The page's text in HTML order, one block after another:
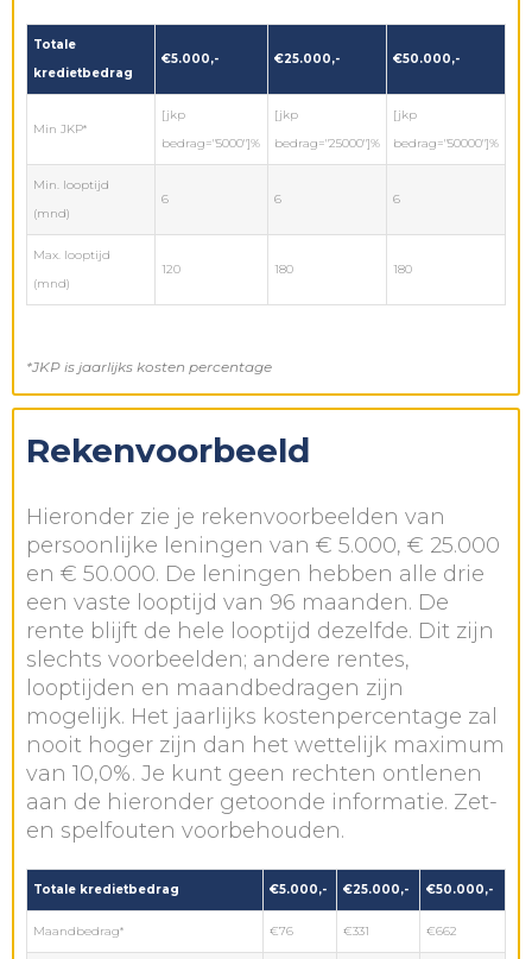
Totale
kredietbedrag
€5.000,- €25.000,- €50.000,-
Min JKP*
[jkp
bedrag="5000"]%
[jkp
bedrag="25000"]%
[jkp
bedrag="50000"]%
Min. looptijd
(mnd)
6 6 6
Max. looptijd
(mnd)
120 180 180
*JKP is jaarlijks kosten percentage
Rekenvoorbeeld
Hieronder zie je rekenvoorbeelden van
persoonlijke leningen van € 5.000, € 25.000
en € 50.000. De leningen hebben alle drie
een vaste looptijd van 96 maanden. De
rente blijft de hele looptijd dezelfde. Dit zijn
slechts voorbeelden; andere rentes,
looptijden en maandbedragen zijn
mogelijk. Het jaarlijks kostenpercentage zal
nooit hoger zijn dan het wettelijk maximum
van 10,0%. Je kunt geen rechten ontlenen
aan de hieronder getoonde informatie. Zet-
en spelfouten voorbehouden.
Totale kredietbedrag €5.000,- €25.000,- €50.000,-
Maandbedrag* €76 €331 €662